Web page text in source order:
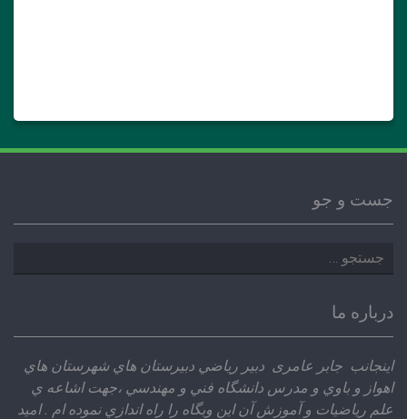
جست و جو
جستجو
برای:
درباره ما
اينجانب جابر عامری دبير رياضي دبيرستان هاي شهرستان هاي
اهواز و باوي و مدرس دانشگاه فني و مهندسي ،‌جهت اشاعه ي
علم رياضيات و آموزش آن اين وبگاه را راه اندازي نموده ام . اميد